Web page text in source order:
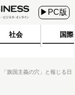
▶PC版
社会 国際
「旗国主義の穴」と報じる日